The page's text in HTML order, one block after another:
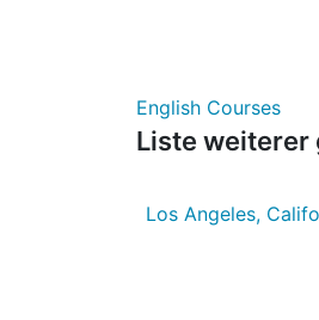
English Courses
Liste weiterer
Los Angeles,